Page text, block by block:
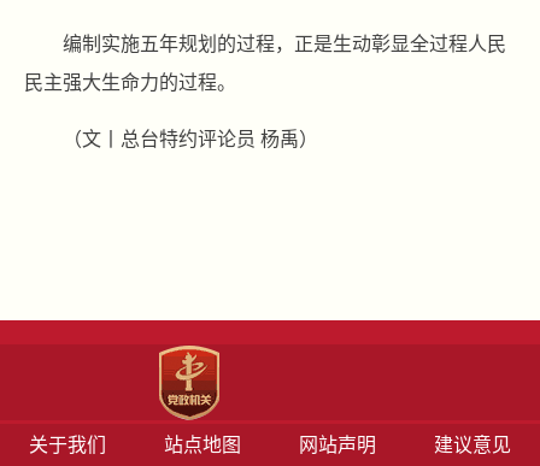
编制实施五年规划的过程，正是生动彰显全过程人民
民主强大生命力的过程。
（文丨总台特约评论员 杨禹）
关于我们 站点地图 网站声明 建议意见